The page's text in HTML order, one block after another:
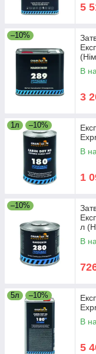
5
–10%
В
3
1л –10%
В
1
–10%
л
В
5л –10%
В
5